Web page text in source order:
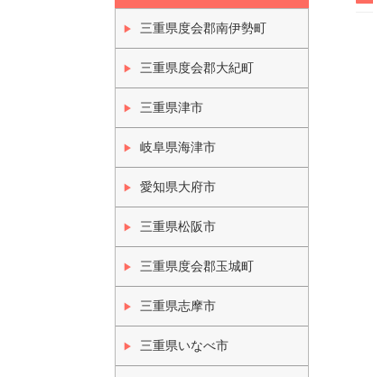
三重県度会郡南伊勢町
三重県度会郡大紀町
三重県津市
岐阜県海津市
愛知県大府市
三重県松阪市
三重県度会郡玉城町
三重県志摩市
三重県いなべ市